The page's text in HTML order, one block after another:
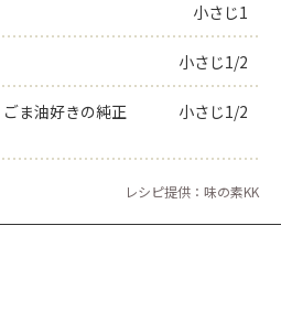
小さじ1
小さじ1/2
ごま油好きの純正
小さじ1/2
レシピ提供：味の素KK